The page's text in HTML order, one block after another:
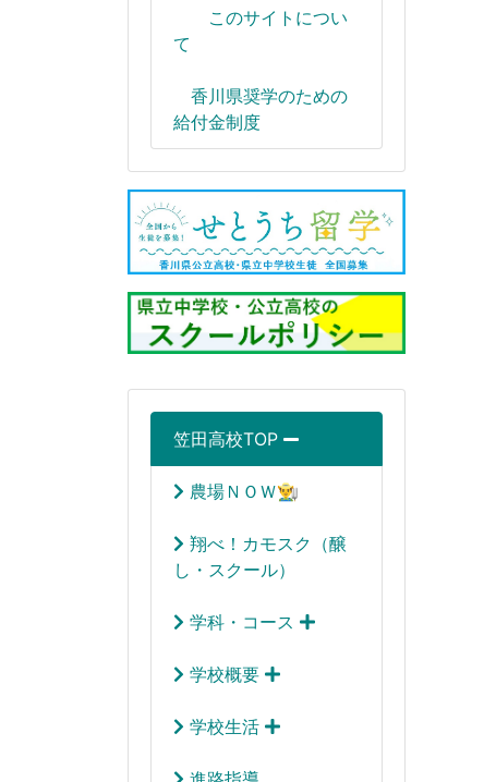
このサイトについ
て
香川県奨学のための
給付金制度
笠田高校TOP
農場ＮＯＷ👨‍🌾
翔べ！カモスク（醸
し・スクール）
学科・コース
学校概要
学校生活